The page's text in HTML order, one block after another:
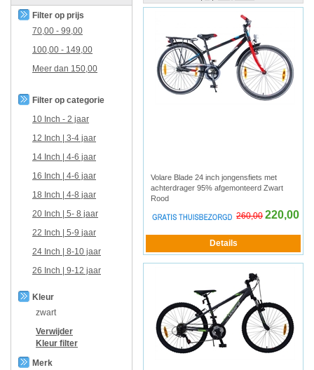
Filter op prijs
70,00 - 99,00
100,00 - 149,00
Meer dan 150,00
Filter op categorie
10 Inch - 2 jaar
12 Inch | 3-4 jaar
14 Inch | 4-6 jaar
16 Inch | 4-6 jaar
18 Inch | 4-8 jaar
20 Inch | 5- 8 jaar
22 Inch | 5-9 jaar
24 Inch | 8-10 jaar
26 Inch | 9-12 jaar
Kleur
zwart
Verwijder
Kleur filter
Merk
Volare Blade 24 inch jongensfiets met
achterdrager 95% afgemonteerd Zwart
Rood
260,00 220,00